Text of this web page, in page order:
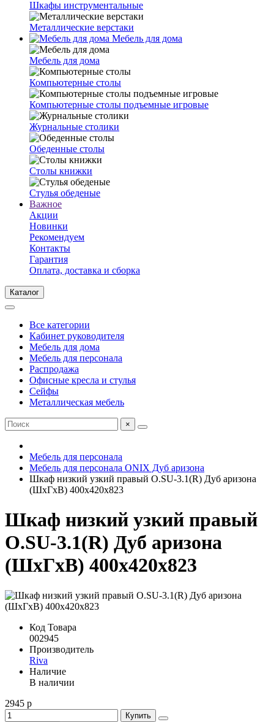
Шкафы инструментальные
Металлические верстаки
Мебель для дома
Мебель для дома
Компьютерные столы
Компьютерные столы подъемные игровые
Журнальные столики
Обеденные столы
Столы книжки
Стулья обеденые
Важное
Акции
Новинки
Рекомендуем
Контакты
Гарантия
Оплата, доставка и сборка
Каталог
Все категории
Кабинет руководителя
Мебель для дома
Мебель для персонала
Распродажа
Офисные кресла и стулья
Сейфы
Металлическая мебель
×
Мебель для персонала
Мебель для персонала ONIX Дуб аризона
Шкаф низкий узкий правый O.SU-3.1(R) Дуб аризона
(ШхГхВ) 400х420х823
Шкаф низкий узкий правый
O.SU-3.1(R) Дуб аризона
(ШхГхВ) 400х420х823
Код Товара
002945
Производитель
Riva
Наличие
В наличии
2945 р
Купить